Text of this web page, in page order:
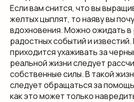
Если вам снится, что вы
желтых цыплят, то наяву вы
вдохновения. Можно ожидать в
радостных событий и
приходится ухаживать за
реальной жизни следует
собственные силы. В такой
следует обращаться за
как это может только